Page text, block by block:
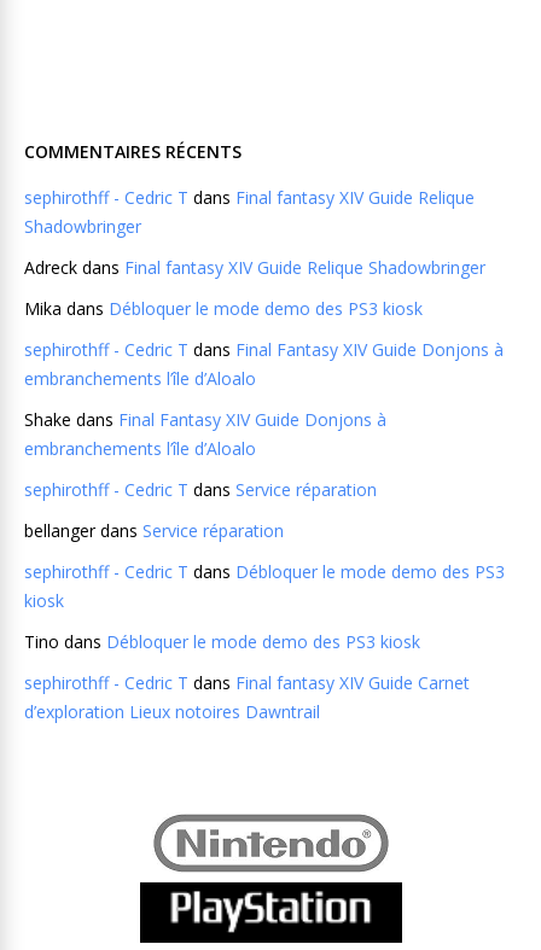
COMMENTAIRES RÉCENTS
sephirothff - Cedric T dans Final fantasy XIV Guide Relique
Shadowbringer
Adreck dans Final fantasy XIV Guide Relique Shadowbringer
Mika dans Débloquer le mode demo des PS3 kiosk
sephirothff - Cedric T dans Final Fantasy XIV Guide Donjons à
embranchements l’île d’Aloalo
Shake dans Final Fantasy XIV Guide Donjons à
embranchements l’île d’Aloalo
sephirothff - Cedric T dans Service réparation
bellangerdans Service réparation
sephirothff - Cedric T dans Débloquer le mode demo des PS3
kiosk
Tino dans Débloquer le mode demo des PS3 kiosk
sephirothff - Cedric T dans Final fantasy XIV Guide Carnet
d’exploration Lieux notoires Dawntrail